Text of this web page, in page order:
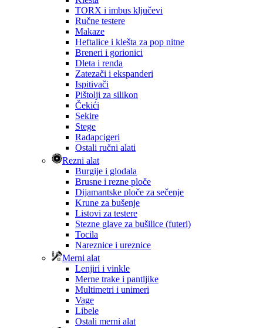
TORX i imbus ključevi
Ručne testere
Makaze
Heftalice i klešta za pop nitne
Breneri i gorionici
Dleta i renda
Zatezači i ekspanderi
Ispitivači
Pištolji za silikon
Čekići
Sekire
Stege
Radapcigeri
Ostali ručni alati
Rezni alat
Burgije i glodala
Brusne i rezne ploče
Dijamantske ploče za sečenje
Krune za bušenje
Listovi za testere
Stezne glave za bušilice (futeri)
Tocila
Nareznice i ureznice
Merni alat
Lenjiri i vinkle
Merne trake i pantljike
Multimetri i unimeri
Vage
Libele
Ostali merni alat